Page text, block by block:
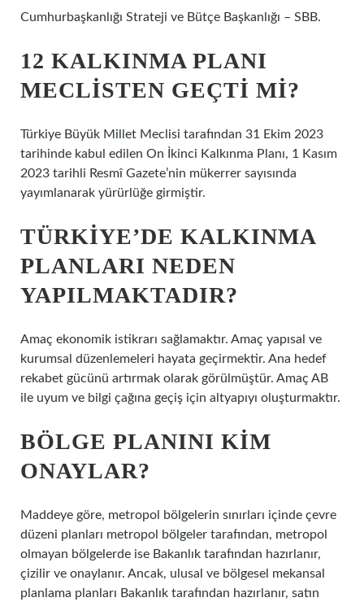
Cumhurbaşkanlığı Strateji ve Bütçe Başkanlığı – SBB.
12 KALKINMA PLANI
MECLISTEN GEÇTI MI?
Türkiye Büyük Millet Meclisi tarafından 31 Ekim 2023
tarihinde kabul edilen On İkinci Kalkınma Planı, 1 Kasım
2023 tarihli Resmî Gazete’nin mükerrer sayısında
yayımlanarak yürürlüğe girmiştir.
TÜRKIYE’DE KALKINMA
PLANLARI NEDEN
YAPILMAKTADIR?
Amaç ekonomik istikrarı sağlamaktır. Amaç yapısal ve
kurumsal düzenlemeleri hayata geçirmektir. Ana hedef
rekabet gücünü artırmak olarak görülmüştür. Amaç AB
ile uyum ve bilgi çağına geçiş için altyapıyı oluşturmaktır.
BÖLGE PLANINI KIM
ONAYLAR?
Maddeye göre, metropol bölgelerin sınırları içinde çevre
düzeni planları metropol bölgeler tarafından, metropol
olmayan bölgelerde ise Bakanlık tarafından hazırlanır,
çizilir ve onaylanır. Ancak, ulusal ve bölgesel mekansal
planlama planları Bakanlık tarafından hazırlanır, satın